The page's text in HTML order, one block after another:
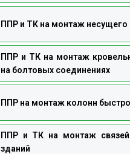
ППР и ТК на монтаж
ППР и ТК на монтаж
на болтовых соединениях
ППР на монтаж колонн
ППР и ТК на монтаж
зданий